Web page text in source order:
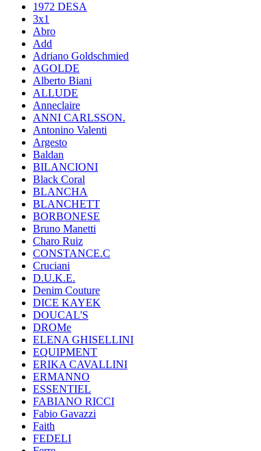
1972 DESA
3x1
Abro
Add
Adriano Goldschmied
AGOLDE
Alberto Biani
ALLUDE
Anneclaire
ANNI CARLSSON.
Antonino Valenti
Argesto
Baldan
BILANCIONI
Black Coral
BLANCHA
BLANCHETT
BORBONESE
Bruno Manetti
Charo Ruiz
CONSTANCE.C
Cruciani
D.U.K.E.
Denim Couture
DICE KAYEK
DOUCAL'S
DROMe
ELENA GHISELLINI
EQUIPMENT
ERIKA CAVALLINI
ERMANNO
ESSENTIEL
FABIANO RICCI
Fabio Gavazzi
Faith
FEDELI